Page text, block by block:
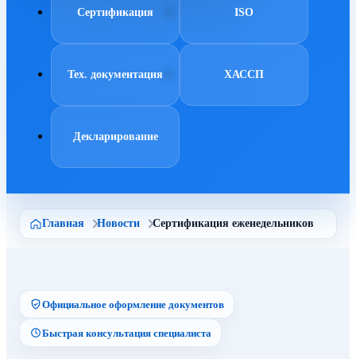
Сертификация ISO
Тех. документация ХАССП
Декларирование
Главная Новости Сертификация еженедельников
Официальное оформление документов
Быстрая консультация специалиста